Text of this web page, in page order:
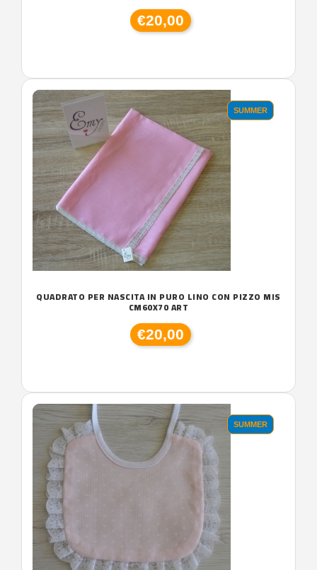
€20,00
SUMMER
QUADRATO PER NASCITA IN PURO LINO CON PIZZO MIS
CM60X70 ART
€20,00
SUMMER